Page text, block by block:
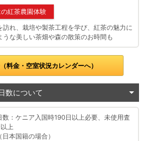
紅茶農園体験
れ、栽培や製茶工程を学び、紅茶の魅力に
な美しい茶畑や森の散策のお時間も
料金・空室状況カレンダーへ）
数について
：ケニア入国時190日以上必要、未使用査
上
本国籍の場合）